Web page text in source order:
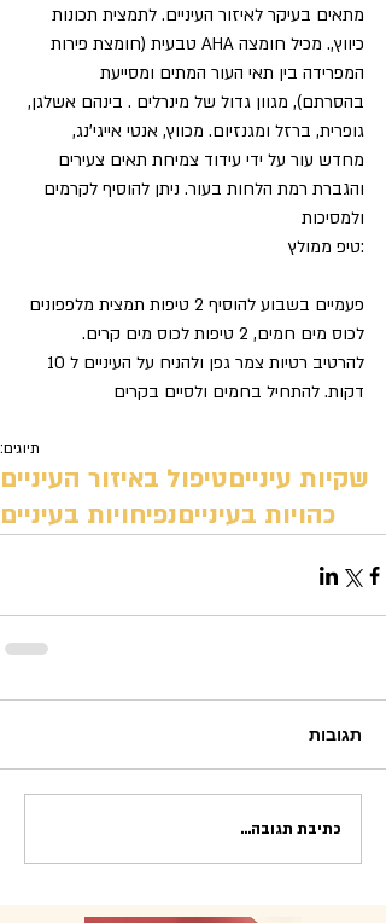
מתאים בעיקר לאיזור העיניים. לתמצית תכונות
כיווץ,. מכיל חומצה AHA טבעית (חומצת פירות
המפרידה בין תאי העור המתים ומסייעת
בהסרתם), מגוון גדול של מינרלים . בינהם אשלגן,
גופרית, ברזל ומגנזיום. מכווץ, אנטי אייגי'נג,
מחדש עור על ידי עידוד צמיחת תאים צעירים
והגברת רמת הלחות בעור. ניתן להוסיף לקרמים
ולמסיכות
:טיפ ממולץ
פעמיים בשבוע להוסיף 2 טיפות תמצית מלפפונים
לכוס מים חמים, 2 טיפות לכוס מים קרים.
דקות. להתחיל בחמים ולסיים בקרים
תיוגים:
שקיות עינייםטיפול באיזור העיניים
כהויות בעינייםנפיחויות בעיניים
תגובות
כתיבת תגובה...